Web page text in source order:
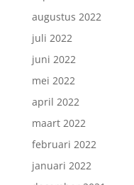
augustus 2022
juli 2022
juni 2022
mei 2022
april 2022
maart 2022
februari 2022
januari 2022